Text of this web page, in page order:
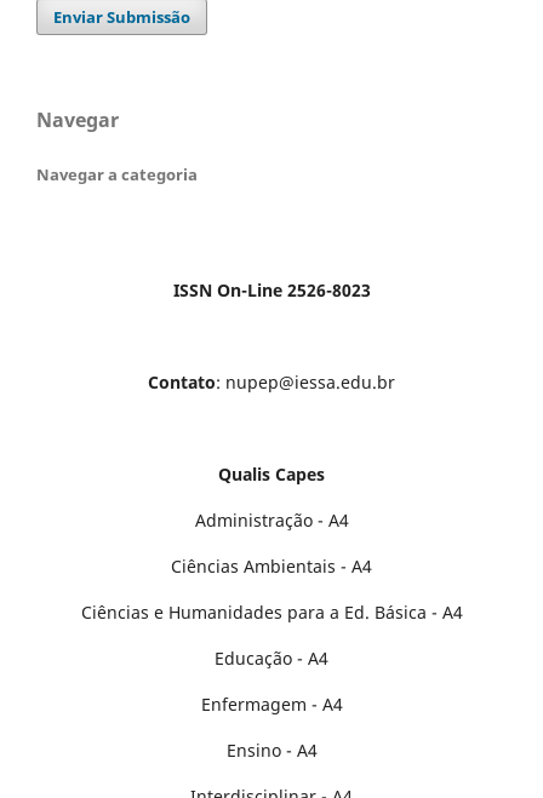
Enviar Submissão
Navegar
Navegar a categoria
ISSN On-Line 2526-8023
Contato: nupep@iessa.edu.br
Qualis Capes
Administração - A4
Ciências Ambientais - A4
Ciências e Humanidades para a Ed. Básica - A4
Educação - A4
Enfermagem - A4
Ensino - A4